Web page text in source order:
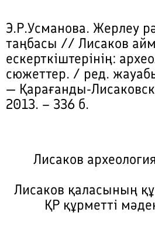
Э.Р.Усманова. Жерлеу
таңбасы // Лисаков
ескерткіштерінің:
сюжеттер. / ред.
— Қарағанды-
2013. – 336 б.
Лисаков
Лисаков қаласының
ҚР құрметті